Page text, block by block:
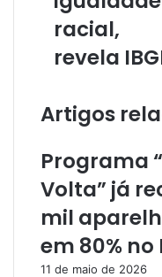
e
m
a
i
racial,
revela
Artigos
Programa
Volta” já
mil
em 80% no
11 de maio de 2026